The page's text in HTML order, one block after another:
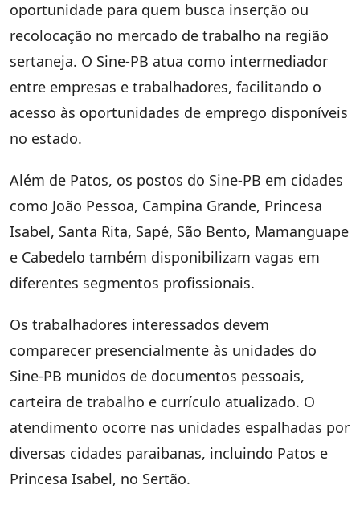
oportunidade para quem busca inserção ou
recolocação no mercado de trabalho na região
sertaneja. O Sine-PB atua como intermediador
entre empresas e trabalhadores, facilitando o
acesso às oportunidades de emprego disponíveis
no estado.
Além de Patos, os postos do Sine-PB em cidades
como João Pessoa, Campina Grande, Princesa
Isabel, Santa Rita, Sapé, São Bento, Mamanguape
e Cabedelo também disponibilizam vagas em
diferentes segmentos profissionais.
Os trabalhadores interessados devem
comparecer presencialmente às unidades do
Sine-PB munidos de documentos pessoais,
carteira de trabalho e currículo atualizado. O
atendimento ocorre nas unidades espalhadas por
diversas cidades paraibanas, incluindo Patos e
Princesa Isabel, no Sertão.